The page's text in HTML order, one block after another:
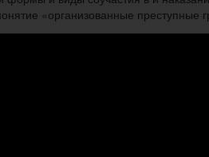
«организованные